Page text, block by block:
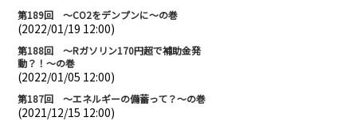
第189回 ～CO2をデンプンに～の巻
(2022/01/19 12:00)
第188回 ～Rガソリン170円超で補助金発
動？！～の巻
(2022/01/05 12:00)
第187回 ～エネルギーの備蓄って？～の巻
(2021/12/15 12:00)